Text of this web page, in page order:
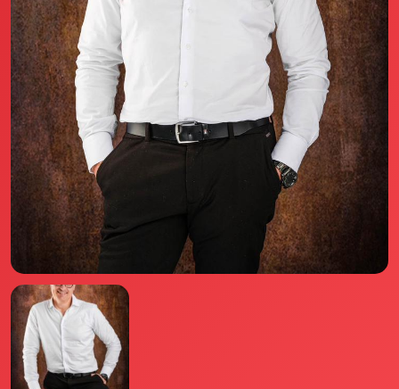
Agenzia matrimoniale Club di Più
Love Notebook
Il libro Donna di Cuori
Quanto costa Club di Più
Love Academy
Domande Frequenti
Impegno Sociale
Le nostre sedi
Facebook
YouTube
Instagram
TikTok